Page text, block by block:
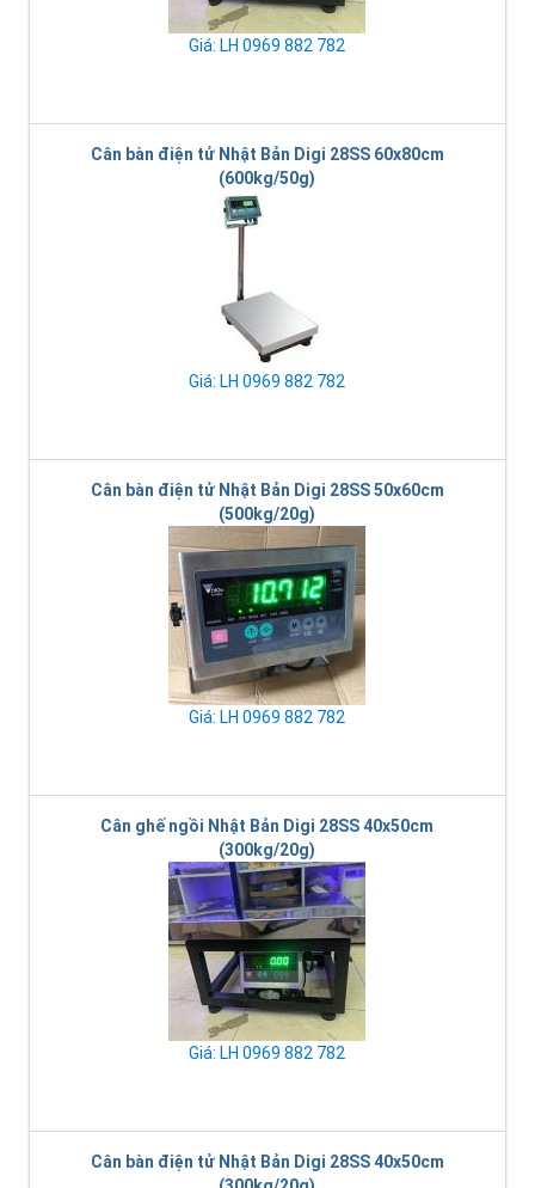
Giá: LH 0969 882 782
Cân bàn điện tử Nhật Bản Digi 28SS 60x80cm
(600kg/50g)
Giá: LH 0969 882 782
Cân bàn điện tử Nhật Bản Digi 28SS 50x60cm
(500kg/20g)
Giá: LH 0969 882 782
Cân ghế ngồi Nhật Bản Digi 28SS 40x50cm
(300kg/20g)
Giá: LH 0969 882 782
Cân bàn điện tử Nhật Bản Digi 28SS 40x50cm